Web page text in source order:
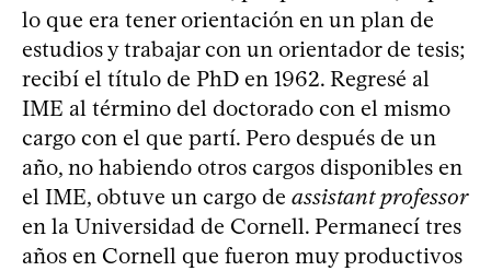
lo que era tener orientación en un plan de
estudios y trabajar con un orientador de tesis;
recibí el título de PhD en 1962. Regresé al
IME al término del doctorado con el mismo
cargo con el que partí. Pero después de un
año, no habiendo otros cargos disponibles en
el IME, obtuve un cargo de assistant professor
en la Universidad de Cornell. Permanecí tres
años en Cornell que fueron muy productivos